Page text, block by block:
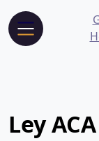
Ley ACA